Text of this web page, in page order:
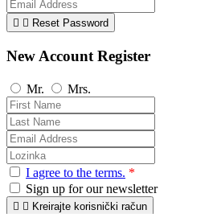
  Reset Password
New Account Register
Mr. Mrs.
I agree to the terms. *
Sign up for our newsletter
  Kreirajte korisnički račun